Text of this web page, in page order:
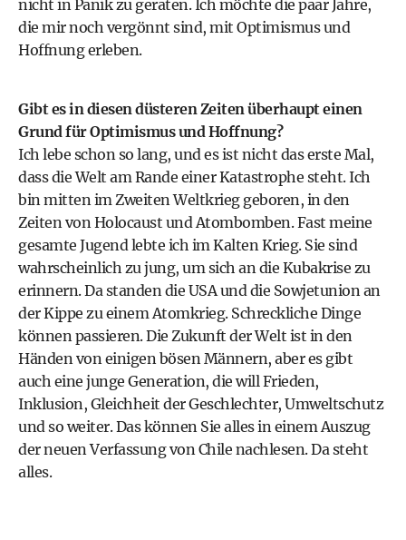
nicht in Panik zu geraten. Ich möchte die paar Jahre,
die mir noch vergönnt sind, mit Optimismus und
Hoffnung erleben.
Gibt es in diesen düsteren Zeiten überhaupt einen
Grund für Optimismus und Hoffnung?
Ich lebe schon so lang, und es ist nicht das erste Mal,
dass die Welt am Rande einer Katastrophe steht. Ich
bin mitten im Zweiten Weltkrieg geboren, in den
Zeiten von Holocaust und Atombomben. Fast meine
gesamte Jugend lebte ich im Kalten Krieg. Sie sind
wahrscheinlich zu jung, um sich an die Kubakrise zu
erinnern. Da standen die USA und die Sowjetunion an
der Kippe zu einem Atomkrieg. Schreckliche Dinge
können passieren. Die Zukunft der Welt ist in den
Händen von einigen bösen Männern, aber es gibt
auch eine junge Generation, die will Frieden,
Inklusion, Gleichheit der Geschlechter, Umweltschutz
und so weiter. Das können Sie alles in einem Auszug
der neuen Verfassung von Chile nachlesen. Da steht
alles.